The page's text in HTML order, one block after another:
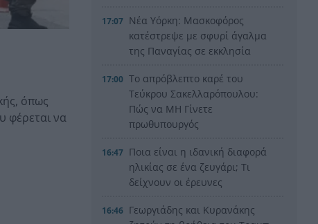
όπως
φέρεται να
17:07 Νέα Υόρκη: Μασκοφόρος
κατέστρεψε με σφυρί άγαλμα
της Παναγίας σε εκκλησία
17:00 Το απρόβλεπτο καρέ του
Τεύκρου Σακελλαρόπουλου:
Πώς να ΜΗ Γίνετε
πρωθυπουργός
16:47 Ποια είναι η ιδανική διαφορά
ηλικίας σε ένα ζευγάρι; Τι
δείχνουν οι έρευνες
16:46 Γεωργιάδης και Κυρανάκης